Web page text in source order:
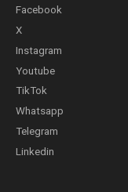
Facebook
X
Instagram
Youtube
TikTok
Whatsapp
Telegram
Linkedin